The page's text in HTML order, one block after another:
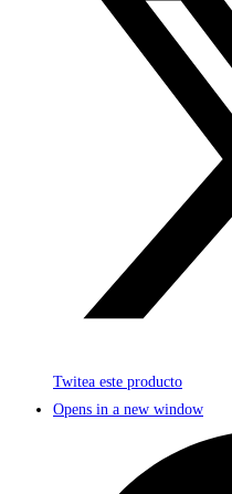
Twitea este producto
Opens in a new window